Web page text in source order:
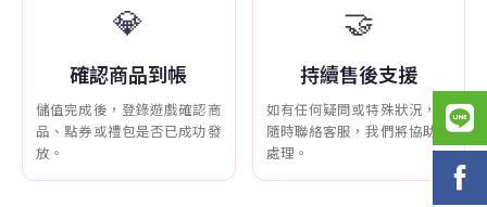
💎
確認商品到帳
儲值完成後，登錄遊戲確認商
品、點券或禮包是否已成功發
放。
🤝
持續售後支援
如有任何疑問或特殊狀況，可
隨時聯絡客服，我們將協助您
處理。